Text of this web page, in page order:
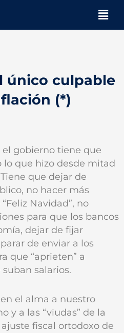
único culpable
(*)
el gobierno tiene que
que hizo desde mitad
que dejar de
no hacer más
Navidad”, no
para que los bancos
dejar de fijar
de enviar a los
que “aprieten” a
salarios.
el alma a nuestro
y a las “viudas” de la
fiscal ortodoxo de